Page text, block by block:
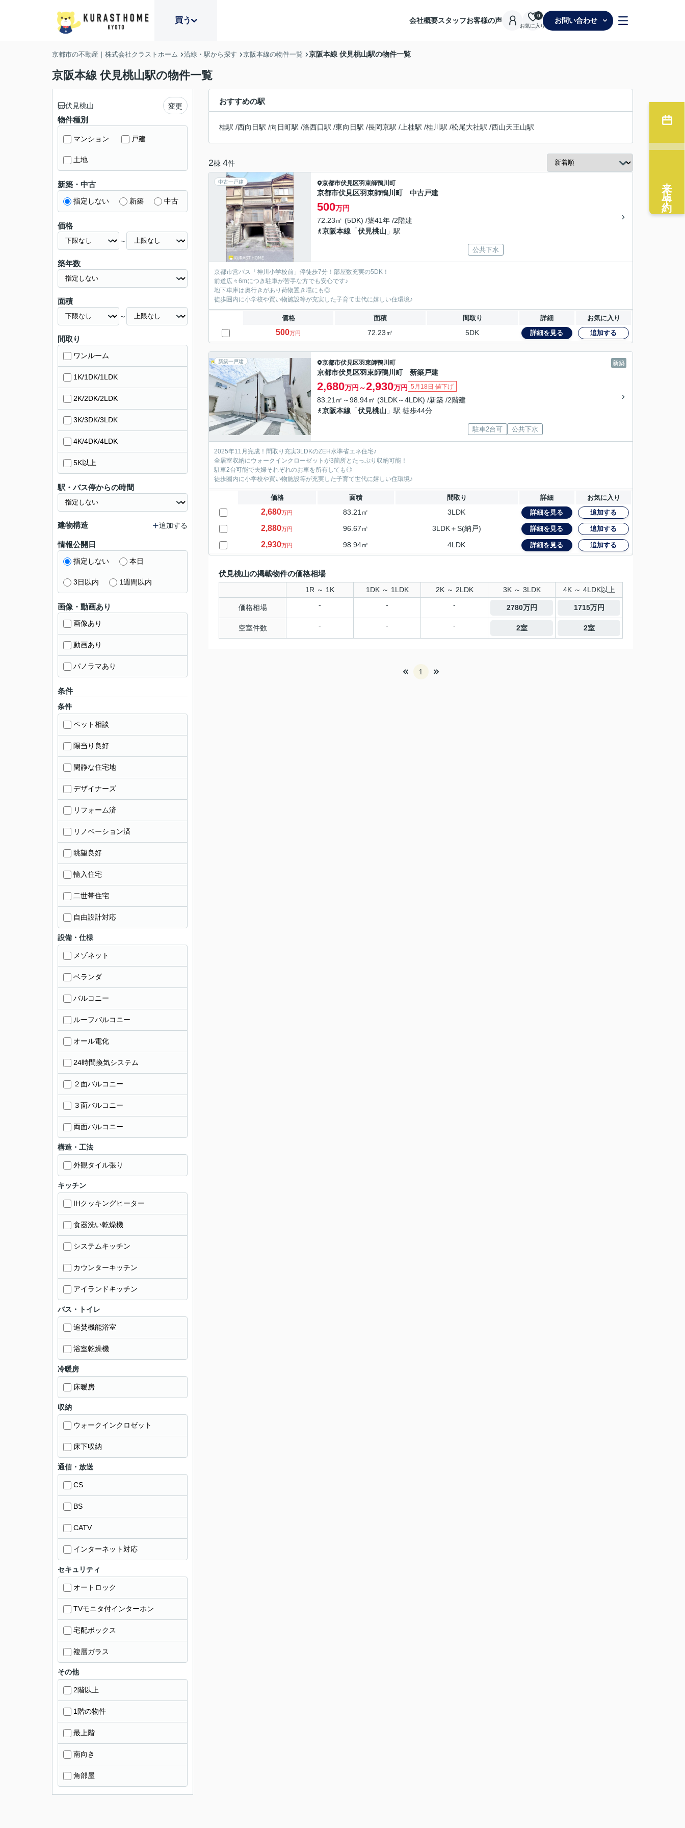
買う 会社概要スタッフお客様の声
お気に入り
0
お問い合わせ
京都市の不動産｜株式会社クラストホーム 沿線・駅から探す 京阪本線の物件一覧 京阪本線 伏見桃山駅の物件一覧
京阪本線 伏見桃山駅の物件一覧
おすすめの駅
桂駅 /西向日駅 /向日町駅 /洛西口駅 /東向日駅 /長岡京駅 / 上桂駅 /桂川駅 /松尾大社駅 /西山天王山駅
2棟 4件
中古一戸建 京都市伏見区羽束師鴨川町
京都市伏見区羽束師鴨川町 中古戸建
500万円
72.23㎡ (5DK) /築41年 /2階建
京阪本線 「伏見桃山 」駅
公共下水
京都市営バス「神川小学校前」停徒歩7分！部屋数充実の5DK！
前道広々6mにつき駐車が苦手な方でも安心です♪
地下車庫は奥行きがあり荷物置き場にも◎
徒歩圏内に小学校や買い物施設等が充実した子育て世代に嬉しい住環境♪
価格 面積 間取り 詳細 お気に入り
500万円 72.23㎡ 5DK 詳細を見る 追加する
新築一戸建 新築
京都市伏見区羽束師鴨川町
京都市伏見区羽束師鴨川町 新築戸建
2,680万円～2,930万円 5月18日 値下げ
83.21㎡～98.94㎡ (3LDK～4LDK) /新築 /2階建
京阪本線 「伏見桃山 」駅 徒歩44分
駐車2台可 公共下水
2025年11月完成！間取り充実3LDKのZEH水準省エネ住宅♪
全居室収納にウォークインクローゼットが3箇所とたっぷり収納可能！
駐車2台可能で夫婦それぞれのお車を所有しても◎
徒歩圏内に小学校や買い物施設等が充実した子育て世代に嬉しい住環境♪
価格 面積 間取り 詳細 お気に入り
2,680万円 83.21㎡ 3LDK 詳細を見る 追加する
2,880万円 96.67㎡ 3LDK＋S(納戸) 詳細を見る 追加する
2,930万円 98.94㎡ 4LDK 詳細を見る 追加する
伏見桃山の掲載物件の価格相場
1R ～ 1K 1DK ～ 1LDK 2K ～ 2LDK 3K ～ 3LDK 4K ～ 4LDK以上
価格相場 - - - 2780万円 1715万円
空室件数 - - - 2室 2室
1
伏見桃山 変更
物件種別
マンション 戸建
土地
新築・中古
指定しない 新築 中古
価格
～
築年数
面積
～
間取り
ワンルーム
1K/1DK/1LDK
2K/2DK/2LDK
3K/3DK/3LDK
4K/4DK/4LDK
5K以上
駅・バス停からの時間
建物構造 追加する
情報公開日
指定しない 本日
3日以内 1週間以内
画像・動画あり
画像あり
動画あり
パノラマあり
条件
条件
ペット相談
陽当り良好
閑静な住宅地
デザイナーズ
リフォーム済
リノベーション済
眺望良好
輸入住宅
二世帯住宅
自由設計対応
設備・仕様
メゾネット
ベランダ
バルコニー
ルーフバルコニー
オール電化
24時間換気システム
２面バルコニー
３面バルコニー
両面バルコニー
構造・工法
外観タイル張り
キッチン
IHクッキングヒーター
食器洗い乾燥機
システムキッチン
カウンターキッチン
アイランドキッチン
バス・トイレ
追焚機能浴室
浴室乾燥機
冷暖房
床暖房
収納
ウォークインクロゼット
床下収納
通信・放送
CS
BS
CATV
インターネット対応
セキュリティ
オートロック
TVモニタ付インターホン
宅配ボックス
複層ガラス
その他
2階以上
1階の物件
最上階
南向き
角部屋
来店予約